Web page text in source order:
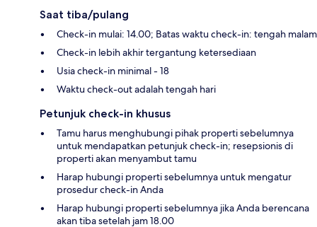
Saat tiba/pulang
Check-in mulai: 14.00; Batas waktu check-in: tengah malam
Check-in lebih akhir tergantung ketersediaan
Usia check-in minimal - 18
Waktu check-out adalah tengah hari
Petunjuk check-in khusus
Tamu harus menghubungi pihak properti sebelumnya
untuk mendapatkan petunjuk check-in; resepsionis di
properti akan menyambut tamu
Harap hubungi properti sebelumnya untuk mengatur
prosedur check-in Anda
Harap hubungi properti sebelumnya jika Anda berencana
akan tiba setelah jam 18.00